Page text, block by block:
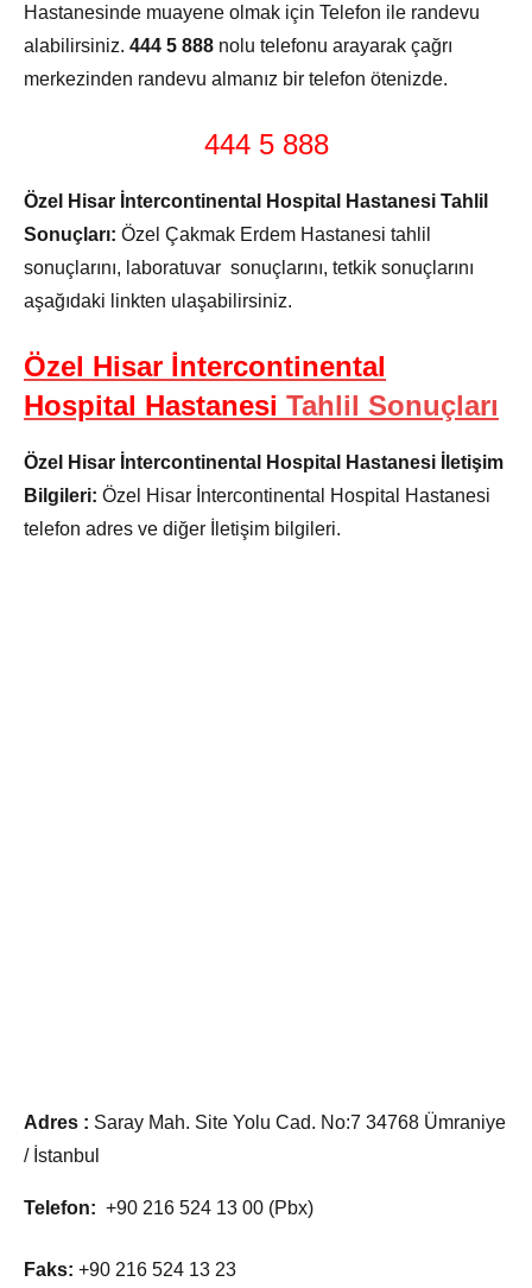
Hastanesinde muayene olmak için Telefon ile randevu
alabilirsiniz. 444 5 888 nolu telefonu arayarak çağrı
merkezinden randevu almanız bir telefon ötenizde.
444 5 888
Özel Hisar İntercontinental Hospital Hastanesi Tahlil
Sonuçları: Özel Çakmak Erdem Hastanesi tahlil
sonuçlarını, laboratuvar sonuçlarını, tetkik sonuçlarını
aşağıdaki linkten ulaşabilirsiniz.
Özel Hisar İntercontinental
Hospital Hastanesi Tahlil Sonuçları
Özel Hisar İntercontinental Hospital Hastanesi İletişim
Bilgileri: Özel Hisar İntercontinental Hospital Hastanesi
telefon adres ve diğer İletişim bilgileri.
Adres : Saray Mah. Site Yolu Cad. No:7 34768 Ümraniye
/ İstanbul
Telefon: +90 216 524 13 00 (Pbx)
Faks: +90 216 524 13 23